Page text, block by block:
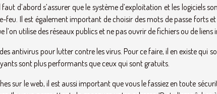
d’abord s’assurer que le système d’exploitation et les logiciels
feu. Il est également important de choisir des mots de passe forts
utilise des réseaux publics et ne pas ouvrir de fichiers ou de liens
antivirus pour lutter contre les virus. Pour ce faire, il en existe qui
sont plus performants que ceux qui sont gratuits.
sur le web, il est aussi important que vous le fassiez en toute